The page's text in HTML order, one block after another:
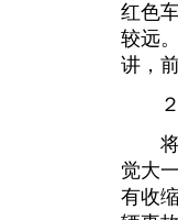
红色
较远
讲，
２
将相
觉大
有收